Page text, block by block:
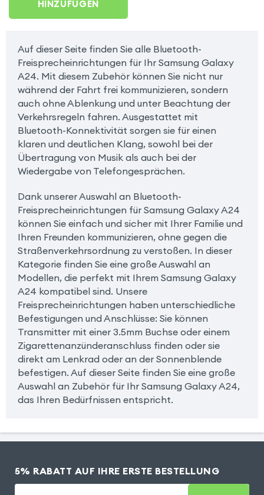
HINZUFÜGEN
Auf dieser Seite finden Sie alle Bluetooth-
Freisprecheinrichtungen für Ihr Samsung Galaxy
A24. Mit diesem Zubehör können Sie nicht nur
während der Fahrt frei kommunizieren, sondern
auch ohne Ablenkung und unter Beachtung der
Verkehrsregeln fahren. Ausgestattet mit
Bluetooth-Konnektivität sorgen sie für einen
klaren und deutlichen Klang, sowohl bei der
Übertragung von Musik als auch bei der
Wiedergabe von Telefongesprächen.
Dank unserer Auswahl an Bluetooth-
Freisprecheinrichtungen für Samsung Galaxy A24
können Sie einfach und sicher mit Ihrer Familie und
Ihren Freunden kommunizieren, ohne gegen die
Straßenverkehrsordnung zu verstoßen. In dieser
Kategorie finden Sie eine große Auswahl an
Modellen, die perfekt mit Ihrem Samsung Galaxy
A24 kompatibel sind. Unsere
Freisprecheinrichtungen haben unterschiedliche
Befestigungen und Anschlüsse: Sie können
Transmitter mit einer 3.5mm Buchse oder einem
Zigarettenanzünderanschluss finden oder sie
direkt am Lenkrad oder an der Sonnenblende
befestigen. Auf dieser Seite finden Sie eine große
Auswahl an Zubehör für Ihr Samsung Galaxy A24,
das Ihren Bedürfnissen entspricht.
5% RABATT AUF IHRE ERSTE BESTELLUNG